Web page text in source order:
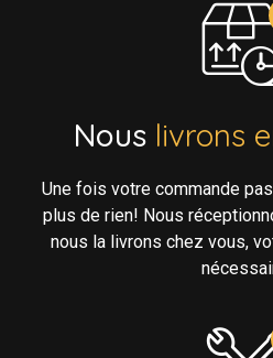
Nous livrons
Une fois votre commande
plus de rien! Nous
nous la livrons chez vous,